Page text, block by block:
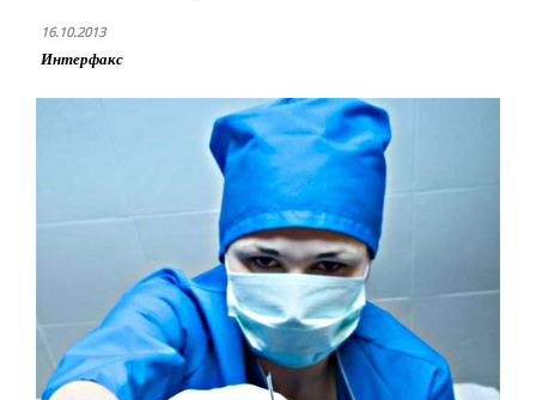
16.10.2013
Интерфакс